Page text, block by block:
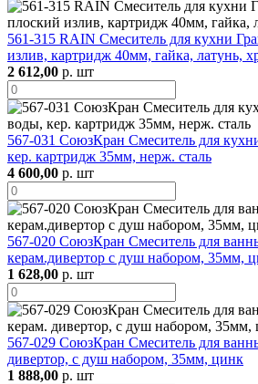
561-315 RAIN Смеситель для кухни
излив, картридж 40мм, гайка, латунь,
2 612,00 р. шт
567-031 СоюзКран Смеситель для
кер. картридж 35мм, нерж. сталь
4 600,00 р. шт
567-020 СоюзКран Смеситель для
керам.дивертор с душ набором, 35мм,
1 628,00 р. шт
567-029 СоюзКран Смеситель для
дивертор, с душ набором, 35мм, цинк
1 888,00 р. шт